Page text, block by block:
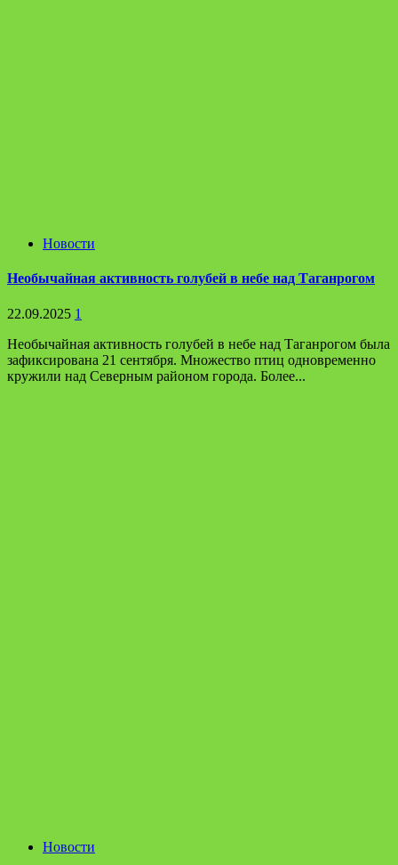
Новости
Необычайная активность голубей в небе над Таганрогом
22.09.2025 1
Необычайная активность голубей в небе над Таганрогом была
зафиксирована 21 сентября. Множество птиц одновременно
кружили над Северным районом города. Более...
Новости